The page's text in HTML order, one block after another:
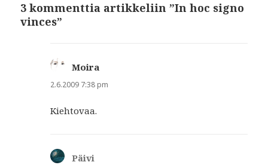
3 kommenttia artikkeliin ”In hoc signo
vinces”
Moira
2.6.2009 7:38 pm
Kiehtovaa.
Päivi